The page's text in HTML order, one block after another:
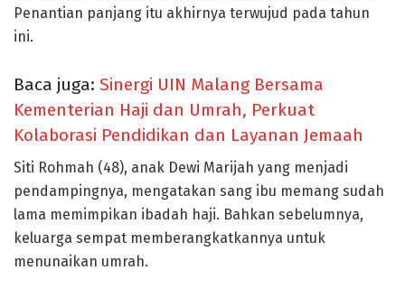
Penantian panjang itu akhirnya terwujud pada tahun
ini.
Baca juga: Sinergi UIN Malang Bersama
Kementerian Haji dan Umrah, Perkuat
Kolaborasi Pendidikan dan Layanan Jemaah
Siti Rohmah (48), anak Dewi Marijah yang menjadi
pendampingnya, mengatakan sang ibu memang sudah
lama memimpikan ibadah haji. Bahkan sebelumnya,
keluarga sempat memberangkatkannya untuk
menunaikan umrah.